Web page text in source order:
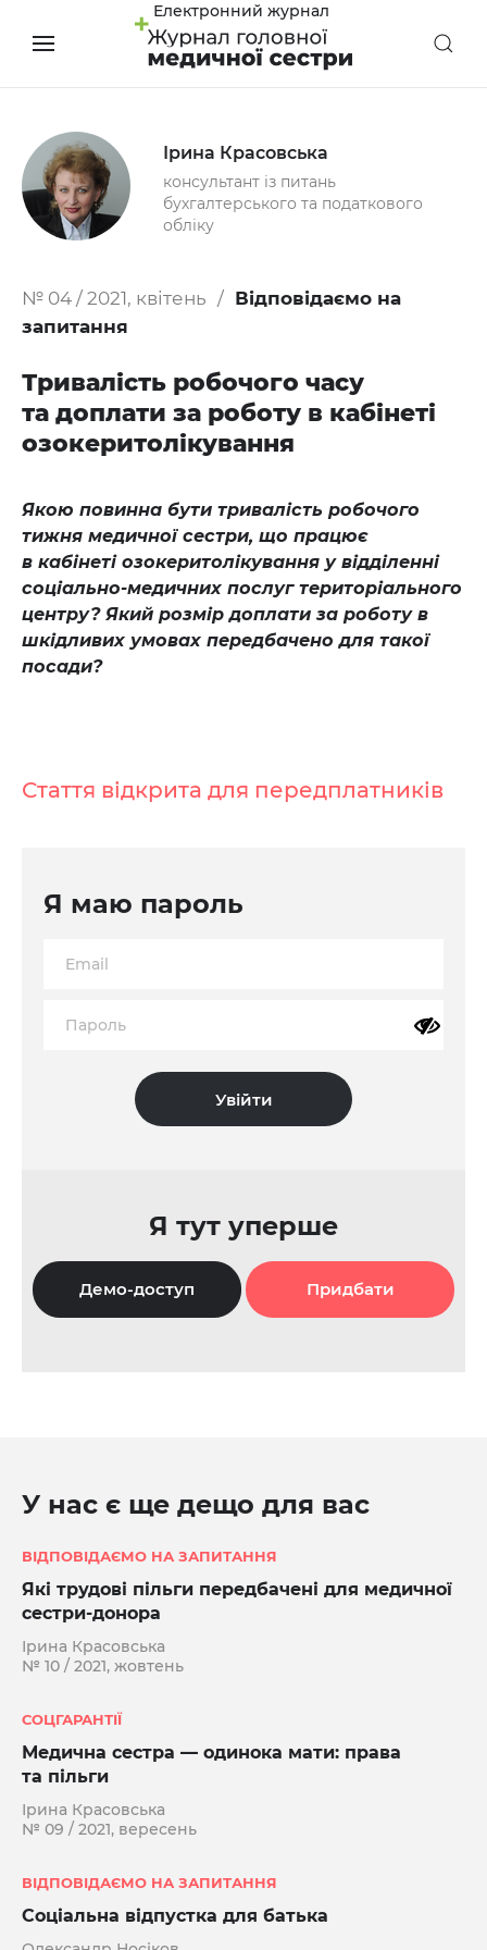
Електронний журнал
Ірина Красовська
консультант із питань
бухгалтерського та податкового
обліку
№ 04 / 2021, квітень
Відповідаємо на
запитання
Тривалість робочого часу
та доплати за роботу в кабінеті
озокеритолікування
Якою повинна бути тривалість робочого
тижня медичної сестри, що працює
в кабінеті озокеритолікування у відділенні
соціально-медичних послуг територіального
центру? Який розмір доплати за роботу в
шкідливих умовах передбачено для такої
посади?
Стаття відкрита для передплатників
Я маю пароль
Я тут уперше
Демо-доступ Придбати
У нас є ще дещо для вас
ВІДПОВІДАЄМО НА ЗАПИТАННЯ
Які трудові пільги передбачені для медичної
сестри-донора
Ірина Красовська
№ 10 / 2021, жовтень
СОЦГАРАНТІЇ
Медична сестра — одинока мати: права
та пільги
Ірина Красовська
№ 09 / 2021, вересень
ВІДПОВІДАЄМО НА ЗАПИТАННЯ
Соціальна відпустка для батька